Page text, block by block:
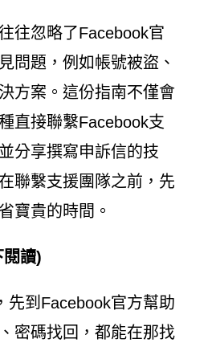
往忽略了Facebook官
問題，例如帳號被盜、
方案。這份指南不僅會
直接聯繫Facebook支
分享撰寫申訴信的技
聯繫支援團隊之前，先
寶貴的時間。
讀)
先到Facebook官方幫助
密碼找回，都能在那找